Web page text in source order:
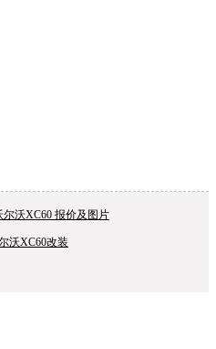
尔沃XC60 报价及图片
沃XC60改装